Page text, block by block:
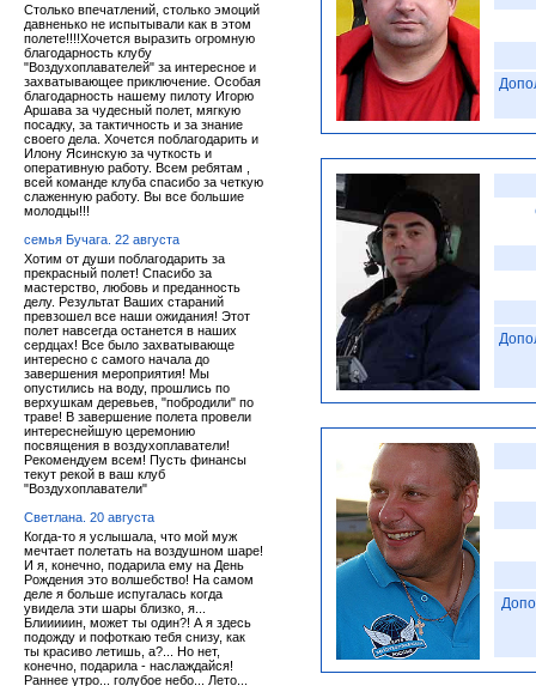
Столько впечатлений, столько эмоций
давненько не испытывали как в этом
полете!!!!Хочется выразить огромную
благодарность клубу
"Воздухоплавателей" за интересное и
захватывающее приключение. Особая
благодарность нашему пилоту Игорю
Аршава за чудесный полет, мягкую
посадку, за тактичность и за знание
своего дела. Хочется поблагодарить и
Илону Ясинскую за чуткость и
оперативную работу. Всем ребятам ,
всей команде клуба спасибо за четкую
слаженную работу. Вы все большие
молодцы!!!
семья Бучага. 22 августа
Хотим от души поблагодарить за
прекрасный полет! Спасибо за
мастерство, любовь и преданность
делу. Результат Ваших стараний
превзошел все наши ожидания! Этот
полет навсегда останется в наших
сердцах! Все было захватывающе
интересно с самого начала до
завершения мероприятия! Мы
опустились на воду, прошлись по
верхушкам деревьев, "побродили" по
траве! В завершение полета провели
интереснейшую церемонию
посвящения в воздухоплаватели!
Рекомендуем всем! Пусть финансы
текут рекой в ваш клуб
"Воздухоплаватели"
Светлана. 20 августа
Когда-то я услышала, что мой муж
мечтает полетать на воздушном шаре!
И я, конечно, подарила ему на День
Рождения это волшебство! На самом
деле я больше испугалась когда
увидела эти шары близко, я...
Блииииин, может ты один?! А я здесь
подожду и пофоткаю тебя снизу, как
ты красиво летишь, а?... Но нет,
конечно, подарила - наслаждайся!
Раннее утро... голубое небо... Лето...